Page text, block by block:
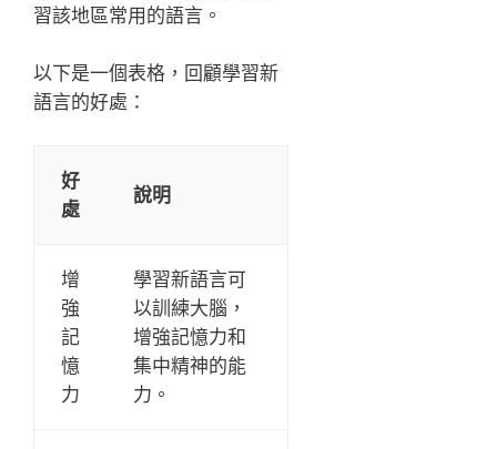
習該地區常用的語言。
以下是一個表格，回顧學習新
語言的好處：
好
處
說明
增
強
記
憶
力
學習新語言可
以訓練大腦，
增強記憶力和
集中精神的能
力。